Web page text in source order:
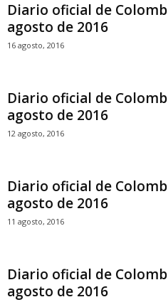
Diario oficial de
agosto de 2016
16 agosto, 2016
Diario oficial de
agosto de 2016
12 agosto, 2016
Diario oficial de
agosto de 2016
11 agosto, 2016
Diario oficial de
agosto de 2016